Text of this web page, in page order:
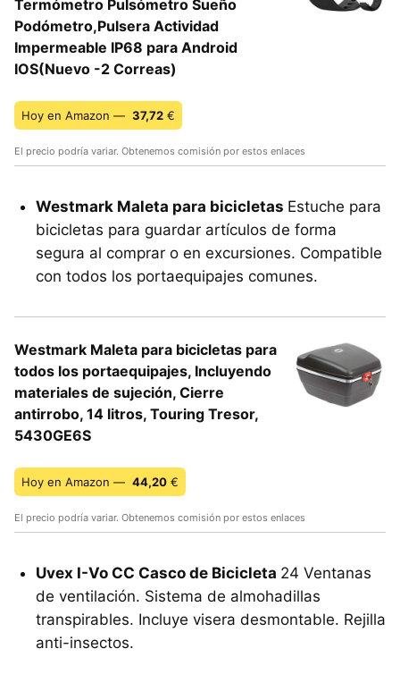
Termómetro Pulsómetro Sueño
Podómetro,Pulsera Actividad
Impermeable IP68 para Android
IOS(Nuevo -2 Correas)
Hoy en Amazon — 37,72 €
El precio podría variar. Obtenemos comisión por estos enlaces
Westmark Maleta para bicicletas Estuche para
bicicletas para guardar artículos de forma
segura al comprar o en excursiones. Compatible
con todos los portaequipajes comunes.
Westmark Maleta para bicicletas para
todos los portaequipajes, Incluyendo
materiales de sujeción, Cierre
antirrobo, 14 litros, Touring Tresor,
5430GE6S
Hoy en Amazon — 44,20 €
El precio podría variar. Obtenemos comisión por estos enlaces
Uvex I-Vo CC Casco de Bicicleta 24 Ventanas
de ventilación. Sistema de almohadillas
transpirables. Incluye visera desmontable. Rejilla
anti-insectos.